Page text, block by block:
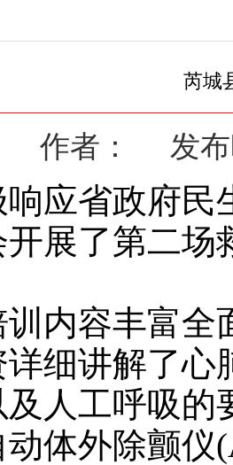
芮城
作者： 发布
省政府民生
展了第二场
容丰富全面
细讲解了心
人工呼吸的
体外除颤仪